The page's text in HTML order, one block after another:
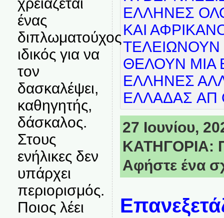
ένας
διπλωματούχος
ιδικός για να
τον
δασκαλέψει,
καθηγητής,
δάσκαλος.
Στους
ενήλικες δεν
υπάρχει
περιορισμός.
Ποιος λέει
27 Ιουνίου,
ΚΑΤΗΓΟΡΙΑ:
Αφήστε ένα